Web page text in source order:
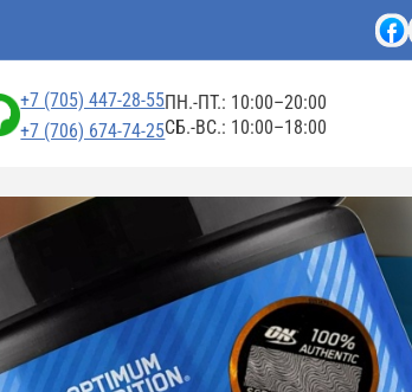
+7 (705) 447-28-55
+7 (706) 674-74-25
ПН.-ПТ.: 10:00–20:00
СБ.-ВС.: 10:00–18:00